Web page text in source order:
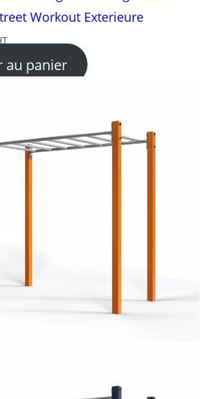
Workout Exterieure
au panier